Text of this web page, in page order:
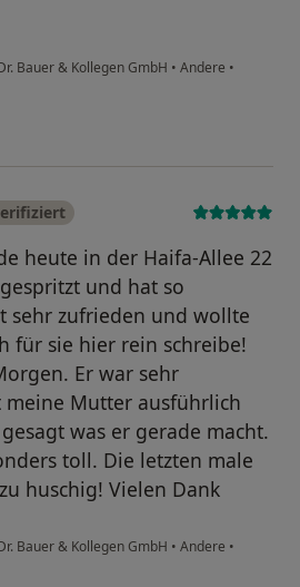
Bauer & Kollegen GmbH • Andere •
heute in der Haifa-Allee 22
und hat so
sehr zufrieden und wollte
für sie hier rein schreibe!
Er war sehr
Mutter ausführlich
was er gerade macht.
toll. Die letzten male
huschig! Vielen Dank
Bauer & Kollegen GmbH • Andere •